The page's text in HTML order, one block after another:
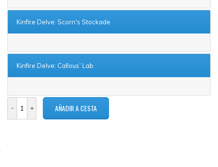
Kinfire Delve: Scorn's Stockade
Kinfire Delve: Callous’ Lab